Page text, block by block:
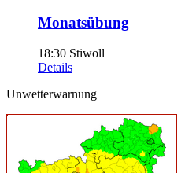
Monatsübung
18:30 Stiwoll
Details
Unwetterwarnung